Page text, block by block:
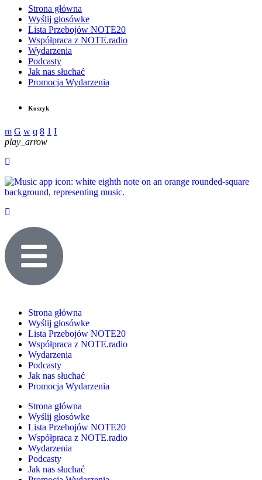
Strona główna
Wyślij głosówke
Lista Przebojów NOTE20
Współpraca z NOTE.radio
Wydarzenia
Podcasty
Jak nas słuchać
Promocja Wydarzenia
Koszyk
play_arrow
Strona główna
Wyślij głosówke
Lista Przebojów NOTE20
Współpraca z NOTE.radio
Wydarzenia
Podcasty
Jak nas słuchać
Promocja Wydarzenia
Strona główna
Wyślij głosówke
Lista Przebojów NOTE20
Współpraca z NOTE.radio
Wydarzenia
Podcasty
Jak nas słuchać